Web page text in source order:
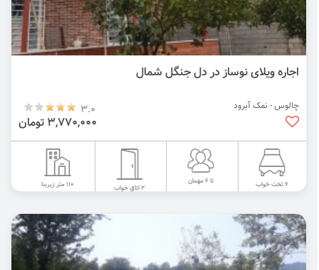
اجاره ویلای نوساز در دل جنگل شمال
چالوس - نمک آبرود 3.0
3,770,000 تومان
6 تخت خواب تا 6 مهمان
2 اتاق خواب 110 متر زیربنا